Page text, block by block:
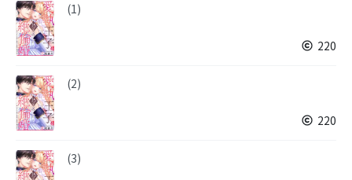
(1)
220
(2)
220
(3)